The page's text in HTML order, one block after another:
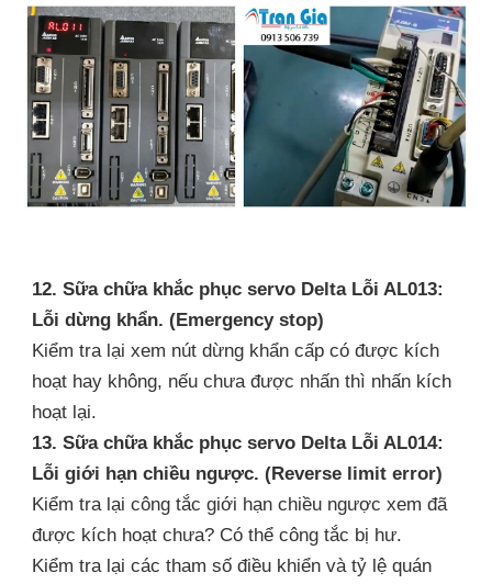
12. Sữa chữa khắc phục servo Delta Lỗi AL013:
Lỗi dừng khẩn. (Emergency stop)
Kiểm tra lại xem nút dừng khẩn cấp có được kích
hoạt hay không, nếu chưa được nhấn thì nhấn kích
hoạt lại.
13. Sữa chữa khắc phục servo Delta Lỗi AL014:
Lỗi giới hạn chiều ngược. (Reverse limit error)
Kiểm tra lại công tắc giới hạn chiều ngược xem đã
được kích hoạt chưa? Có thể công tắc bị hư.
Kiểm tra lại các tham số điều khiển và tỷ lệ quán